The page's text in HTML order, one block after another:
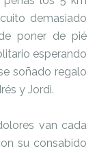
demasiado
poner de pié
esperando
soñado regalo
y Jordi.
van cada
su consabido